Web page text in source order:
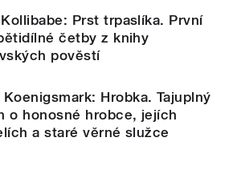
Prst trpaslíka. První
četby z knihy
pověstí
Hrobka. Tajuplný
o honosné hrobce, jejích
a staré věrné služce